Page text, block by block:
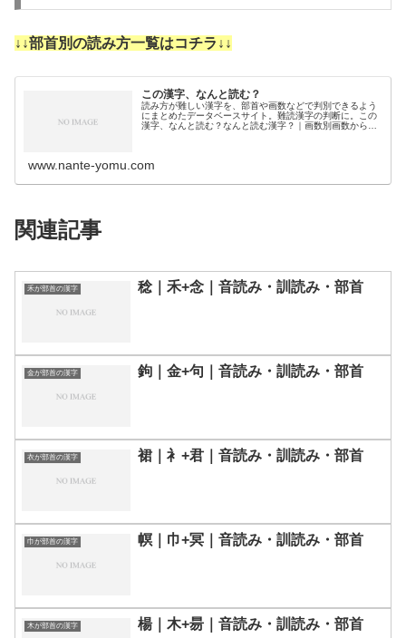
↓↓部首別の読み方一覧はコチラ↓↓
この漢字、なんと読む？
読み方が難しい漢字を、部首や画数などで判別できるよう
にまとめたデータベースサイト。難読漢字の判断に。この
漢字、なんと読む？なんと読む漢字？｜画数別画数から漢
www.nante-yomu.com
関連記事
禾が部首の漢字 稔｜禾+念｜音読み・訓読み・部首
金が部首の漢字 鉤｜金+句｜音読み・訓読み・部首
衣が部首の漢字 裙｜衤+君｜音読み・訓読み・部首
巾が部首の漢字 幎｜巾+冥｜音読み・訓読み・部首
木が部首の漢字 楊｜木+昜｜音読み・訓読み・部首